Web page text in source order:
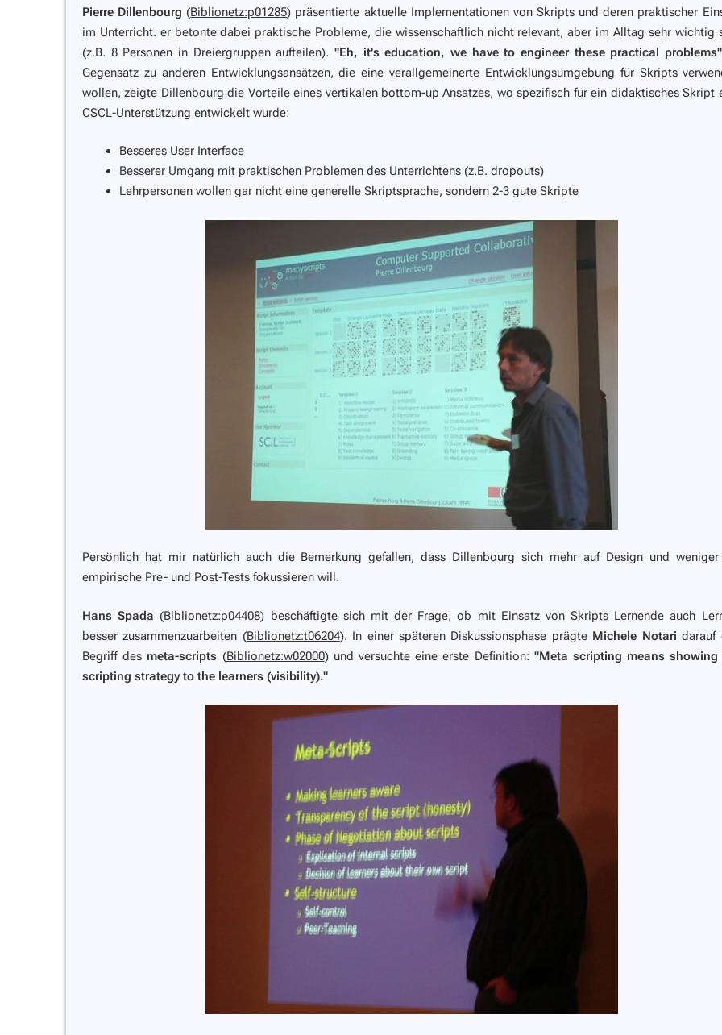
Pierre Dillenbourg (Biblionetz:p01285) präsentierte aktuelle Implementationen von Skripts und deren praktischer
im Unterricht. er betonte dabei praktische Probleme, die wissenschaftlich nicht relevant, aber im Alltag sehr wichtig
(z.B. 8 Personen in Dreiergruppen aufteilen). "Eh, it's education, we have to engineer these practical problems"
Gegensatz zu anderen Entwicklungsansätzen, die eine verallgemeinerte Entwicklungsumgebung für Skripts
wollen, zeigte Dillenbourg die Vorteile eines vertikalen bottom-up Ansatzes, wo spezifisch für ein didaktisches Skript
CSCL-Unterstützung entwickelt wurde:
Besseres User Interface
Besserer Umgang mit praktischen Problemen des Unterrichtens (z.B. dropouts)
Lehrpersonen wollen gar nicht eine generelle Skriptsprache, sondern 2-3 gute Skripte
Persönlich hat mir natürlich auch die Bemerkung gefallen, dass Dillenbourg sich mehr auf Design und weniger
empirische Pre- und Post-Tests fokussieren will.
Hans Spada (Biblionetz:p04408) beschäftigte sich mit der Frage, ob mit Einsatz von Skripts Lernende auch
besser zusammenzuarbeiten (Biblionetz:t06204). In einer späteren Diskussionsphase prägte Michele Notari darauf
Begriff des meta-scripts (Biblionetz:w02000) und versuchte eine erste Definition: "Meta scripting means showing
scripting strategy to the learners (visibility)."